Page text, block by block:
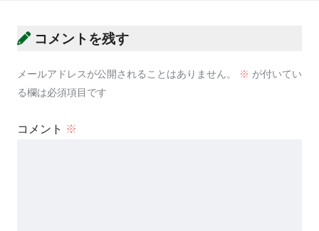
コメントを残す
メールアドレスが公開されることはありません。 ※ が付いてい
る欄は必須項目です
コメント ※